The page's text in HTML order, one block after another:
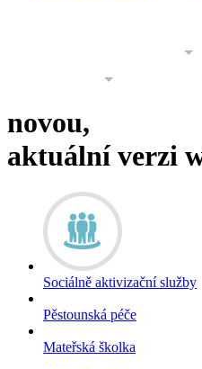
GALERIE
novou,
aktuální verzi
Sociálně aktivizační služby
Pěstounská péče
Mateřská školka